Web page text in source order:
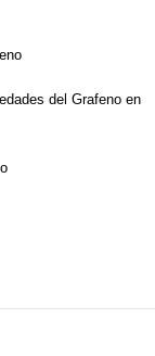
del Grafeno en